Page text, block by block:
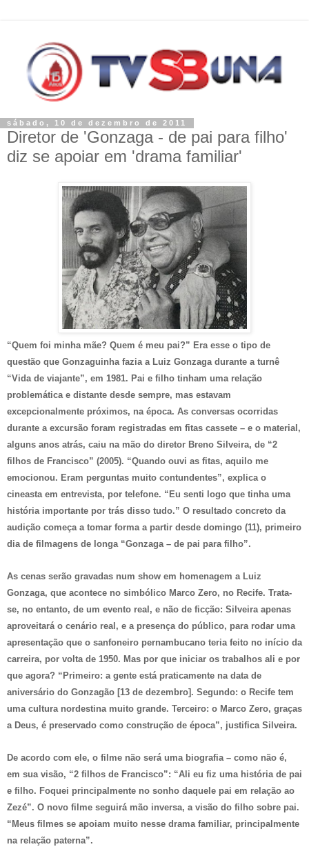
sábado, 10 de dezembro de 2011
Diretor de 'Gonzaga - de pai para filho'
diz se apoiar em 'drama familiar'
“Quem foi minha mãe? Quem é meu pai?” Era esse o tipo de
questão que Gonzaguinha fazia a Luiz Gonzaga durante a turnê
“Vida de viajante”, em 1981. Pai e filho tinham uma relação
problemática e distante desde sempre, mas estavam
excepcionalmente próximos, na época. As conversas ocorridas
durante a excursão foram registradas em fitas cassete – e o material,
alguns anos atrás, caiu na mão do diretor Breno Silveira, de “2
filhos de Francisco” (2005). “Quando ouvi as fitas, aquilo me
emocionou. Eram perguntas muito contundentes”, explica o
cineasta em entrevista, por telefone. “Eu senti logo que tinha uma
história importante por trás disso tudo.” O resultado concreto da
audição começa a tomar forma a partir desde domingo (11), primeiro
dia de filmagens de longa “Gonzaga – de pai para filho”.
As cenas serão gravadas num show em homenagem a Luiz
Gonzaga, que acontece no simbólico Marco Zero, no Recife. Trata-
se, no entanto, de um evento real, e não de ficção: Silveira apenas
aproveitará o cenário real, e a presença do público, para rodar uma
apresentação que o sanfoneiro pernambucano teria feito no início da
carreira, por volta de 1950. Mas por que iniciar os trabalhos ali e por
que agora? “Primeiro: a gente está praticamente na data de
aniversário do Gonzagão [13 de dezembro]. Segundo: o Recife tem
uma cultura nordestina muito grande. Terceiro: o Marco Zero, graças
a Deus, é preservado como construção de época”, justifica Silveira.
De acordo com ele, o filme não será uma biografia – como não é,
em sua visão, “2 filhos de Francisco”: “Ali eu fiz uma história de pai
e filho. Foquei principalmente no sonho daquele pai em relação ao
Zezé”. O novo filme seguirá mão inversa, a visão do filho sobre pai.
“Meus filmes se apoiam muito nesse drama familiar, principalmente
na relação paterna”.